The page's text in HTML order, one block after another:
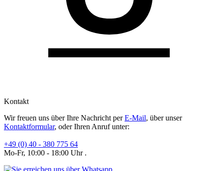
Kontakt
Wir freuen uns über Ihre Nachricht perE-Mail, über unser
Kontaktformular, oder Ihren Anruf unter:
+49 (0) 40 - 380 775 64
Mo-Fr, 10:00 - 18:00 Uhr .